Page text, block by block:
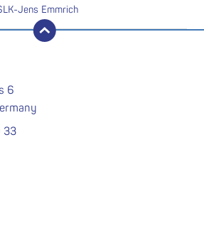
Jens Emmrich
nach oben
6
33